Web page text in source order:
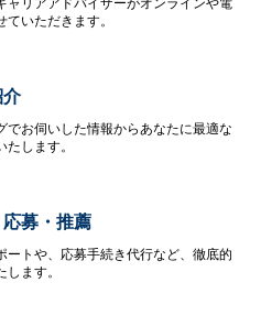
ャリアアドバイザーがオンラインや電
いただきます。
介
でお伺いした情報からあなたに最適な
します。
募・推薦
ートや、応募手続き代行など、徹底的
ます。